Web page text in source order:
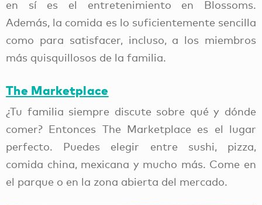
en sí es el entretenimiento en Blossoms.
Además, la comida es lo suficientemente sencilla
como para satisfacer, incluso, a los miembros
más quisquillosos de la familia.
The Marketplace
¿Tu familia siempre discute sobre qué y dónde
comer? Entonces The Marketplace es el lugar
perfecto. Puedes elegir entre sushi, pizza,
comida china, mexicana y mucho más. Come en
el parque o en la zona abierta del mercado.